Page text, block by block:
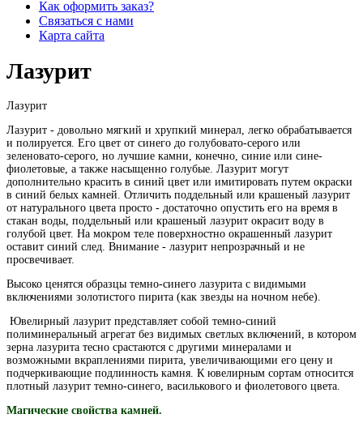
Как оформить заказ?
Связаться с нами
Карта сайта
Лазурит
Лазурит
Лазурит - довольно мягкий и хрупкий минерал, легко обрабатывается
и полируется. Его цвет от синего до голубовато-серого или
зеленовато-серого, но лучшие камни, конечно, синие или сине-
фиолетовые, а также насыщенно голубые. Лазурит могут
дополнительно красить в синий цвет или имитировать путем окраски
в синий белых камней. Отличить поддельный или крашеный лазурит
от натурального цвета просто - достаточно опустить его на время в
стакан воды, поддельный или крашеный лазурит окрасит воду в
голубой цвет. На мокром теле поверхностно окрашенный лазурит
оставит синий след. Внимание - лазурит непрозрачный и не
просвечивает.
Высоко ценятся образцы темно-синего лазурита с видимыми
включениями золотистого пирита (как звезды на ночном небе).
Ювелирный лазурит представляет собой темно-синий
полиминеральный агрегат без видимых светлых включений, в котором
зерна лазурита тесно срастаются с другими минералами и
возможными вкраплениями пирита, увеличивающими его цену и
подчеркивающие подлинность камня. К ювелирным сортам относится
плотный лазурит темно-синего, василькового и фиолетового цвета.
Магические свойства камней.